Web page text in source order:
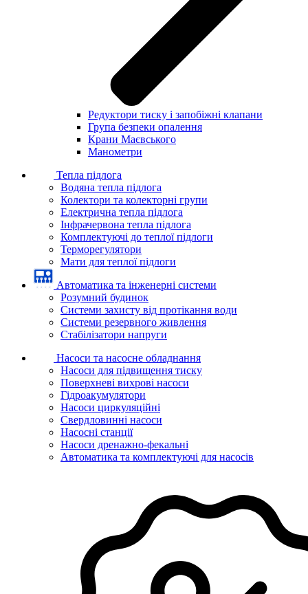
Редуктори тиску і запобіжні клапани
Група безпеки опалення
Крани Маєвського
Манометри
Тепла підлога
Водяна тепла підлога
Колектори та колекторні групи
Електрична тепла підлога
Інфрачервона тепла підлога
Комплектуючі до теплої підлоги
Терморегулятори
Мати для теплої підлоги
Автоматика та інженерні системи
Розумний будинок
Системи захисту від протікання води
Системи резервного живлення
Стабілізатори напруги
Насоси та насосне обладнання
Насоси для підвищення тиску
Поверхневі вихрові насоси
Гідроакумулятори
Насоси циркуляційні
Свердловинні насоси
Насосні станції
Насоси дренажно-фекальні
Автоматика та комплектуючі для насосів